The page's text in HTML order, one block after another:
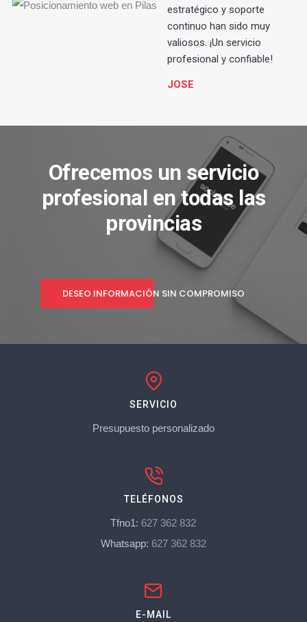
estratégico y soporte
continuo han sido muy
valiosos. ¡Un servicio
profesional y confiable!
JOSE
Ofrecemos un servicio
profesional en todas las
provincias
DESEO INFORMACIÓN SIN COMPROMISO
SERVICIO
Presupuesto personalizado
TELÉFONOS
Tfno1: 627 362 832
Whatsapp: 627 362 832
E-MAIL